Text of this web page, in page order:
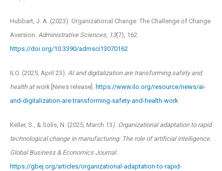
Hubbart, J. A. (2023). Organizational Change: The Challenge of Change
Aversion. Administrative Sciences, 13(7), 162.
https://doi.org/10.3390/admsci13070162
ILO. (2025, April 23). AI and digitalization are transforming safety and
health at work[News release].
https://www.ilo.org/resource/news/ai-
and-digitalization-are-transforming-safety-and-health-work
Keller, S., & Solis, N. (2025, March 13 ). Organizational adaptation to rapid
technological change in manufacturing: The role of artificial intelligence.
Global Business & Economics Journal.
https://gbej.org/articles/organizational-adaptation-to-rapid-